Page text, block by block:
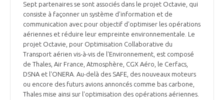
Sept partenaires se sont associés dans le projet Octavie, qui
consiste à façonner un système d'information et de
communication avec pour objectif d'optimiser les opérations
aériennes et réduire leur empreinte environnementale. Le
projet Octavie, pour Optimisation Collaborative du
Transport aérien vis-à-vis de l'Environnement, est composé
de Thales, Air France, Atmosphère, CGX Aéro, le Cerfacs,
DSNA et l'ONERA. Au-delà des SAFE, des nouveaux moteurs
ou encore des futurs avions annoncés comme bas carbone,
Thales mise ainsi sur l'optimisation des opérations aériennes.